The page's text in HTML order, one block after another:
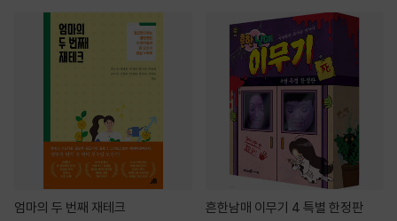
엄마의 두 번째 재테크 흔한남매 이무기 4 특별 한정판